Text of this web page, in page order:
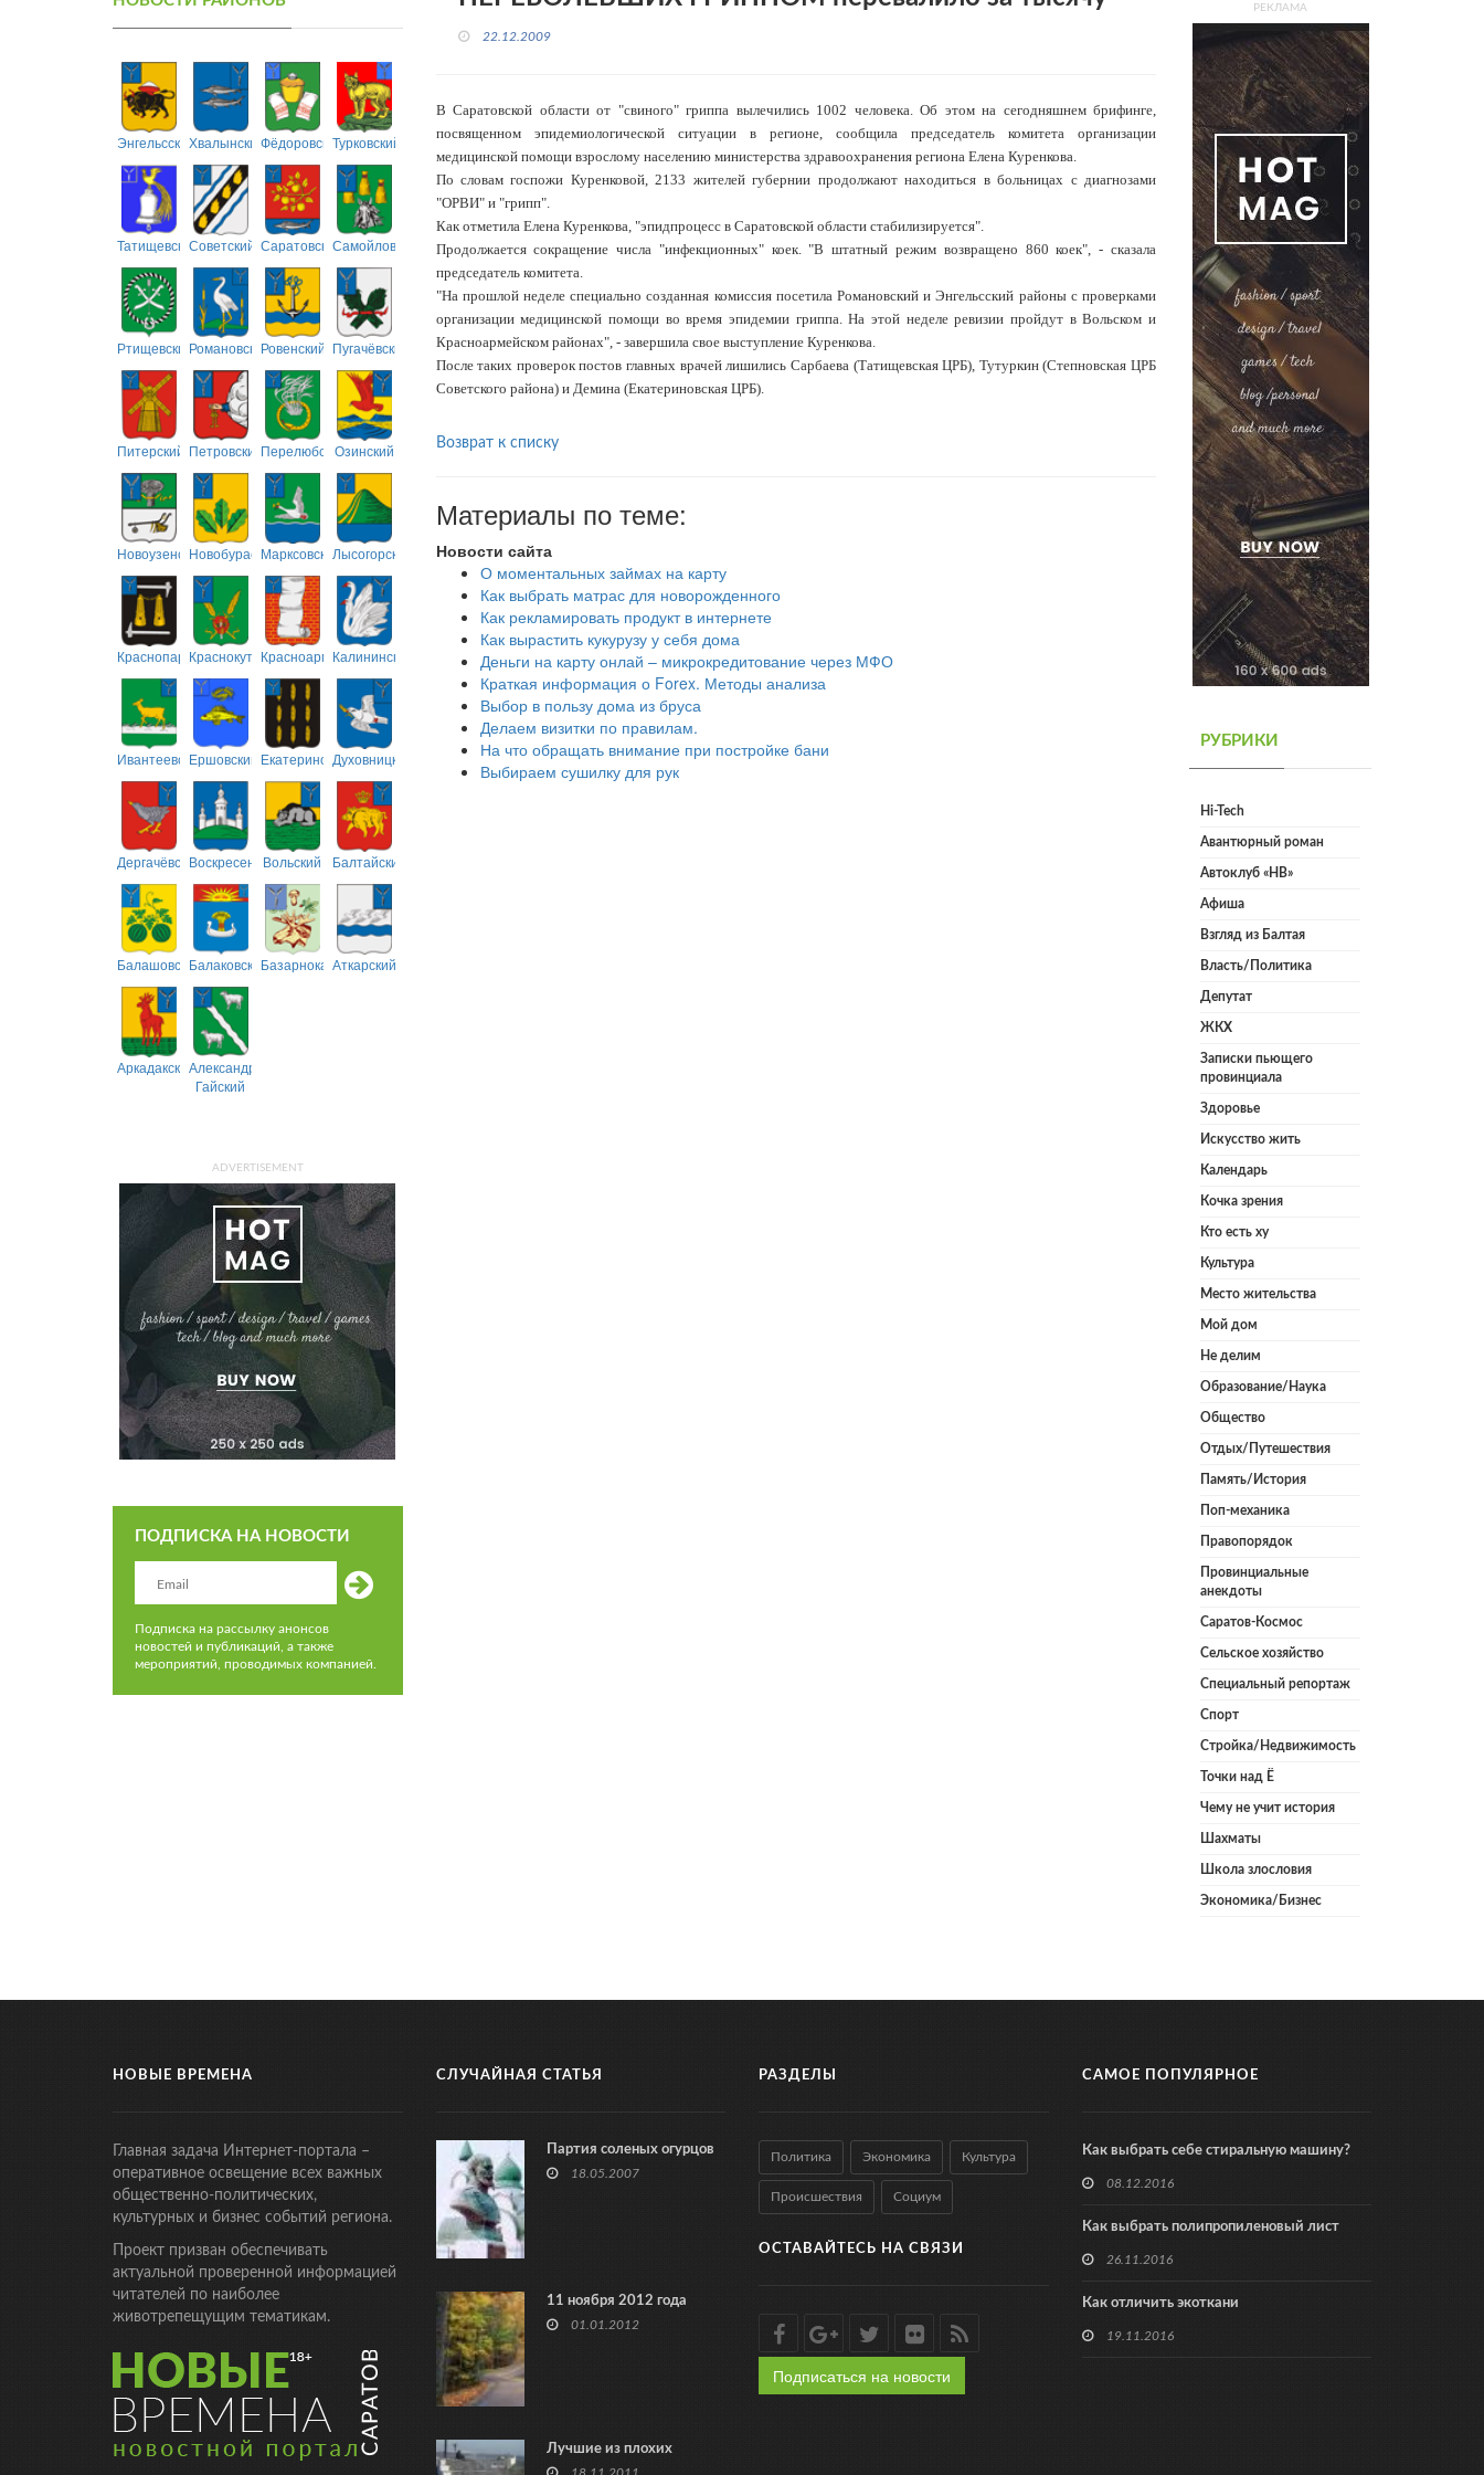
ЭнгельсскийХвалынскийФёдоровскийТурковский
ТатищевскийСоветский СаратовскийСамойловский
РтищевскийРомановскийРовенский Пугачёвский
Питерский ПетровскийПерелюбскийОзинский
НовоузенскийНовобурасскийМарксовскийЛысогорский
Краснопартизанский
КраснокутскийКрасноармейский
Калининский
ИвантеевскийЕршовский ЕкатериновскийДуховницкий
ДергачёвскийВоскресенскийВольский Балтайский
БалашовскийБалаковскийБазарнокарабулакский
Аткарский
АркадакскийАлександрово-
Гайский
ADVERTISEMENT
ПОДПИСКА НА НОВОСТИ
Подписка на рассылку анонсов
новостей и публикаций, а также
мероприятий, проводимых компанией.
22.12.2009
В Саратовской области от "свиного" гриппа вылечились 1002 человека. Об этом на сегодняшнем брифинге,
посвященном эпидемиологической ситуации в регионе, сообщила председатель комитета организации
медицинской помощи взрослому населению министерства здравоохранения региона Елена Куренкова.
По словам госпожи Куренковой, 2133 жителей губернии продолжают находиться в больницах с диагнозами
"ОРВИ" и "грипп".
Как отметила Елена Куренкова, "эпидпроцесс в Саратовской области стабилизируется".
Продолжается сокращение числа "инфекционных" коек. "В штатный режим возвращено 860 коек", - сказала
председатель комитета.
"На прошлой неделе специально созданная комиссия посетила Романовский и Энгельсский районы с проверками
организации медицинской помощи во время эпидемии гриппа. На этой неделе ревизии пройдут в Вольском и
Красноармейском районах", - завершила свое выступление Куренкова.
После таких проверок постов главных врачей лишились Сарбаева (Татищевская ЦРБ), Тутуркин (Степновская ЦРБ
Советского района) и Демина (Екатериновская ЦРБ).
Возврат к списку
Материалы по теме:
Новости сайта
О моментальных займах на карту
Как выбрать матрас для новорожденного
Как рекламировать продукт в интернете
Как вырастить кукурузу у себя дома
Деньги на карту онлай – микрокредитование через МФО
Краткая информация о Forex. Методы анализа
Выбор в пользу дома из бруса
Делаем визитки по правилам.
На что обращать внимание при постройке бани
Выбираем сушилку для рук
РЕКЛАМА
РУБРИКИ
Hi-Tech
Авантюрный роман
Автоклуб «НВ»
Афиша
Взгляд из Балтая
Власть/Политика
Депутат
ЖКХ
Записки пьющего
провинциала
Здоровье
Искусство жить
Календарь
Кочка зрения
Кто есть ху
Культура
Место жительства
Мой дом
Не делим
Образование/Наука
Общество
Отдых/Путешествия
Память/История
Поп-механика
Правопорядок
Провинциальные
анекдоты
Саратов-Космос
Сельское хозяйство
Специальный репортаж
Спорт
Стройка/Недвижимость
Точки над Ё
Чему не учит история
Шахматы
Школа злословия
Экономика/Бизнес
НОВЫЕ ВРЕМЕНА
Главная задача Интернет-портала –
оперативное освещение всех важных
общественно-политических,
культурных и бизнес событий региона.
Проект призван обеспечивать
актуальной проверенной информацией
читателей по наиболее
животрепещущим тематикам.
СЛУЧАЙНАЯ СТАТЬЯ
Партия соленых огурцов
18.05.2007
11 ноября 2012 года
01.01.2012
Лучшие из плохих
РАЗДЕЛЫ
Политика Экономика Культура
Происшествия Социум
ОСТАВАЙТЕСЬ НА СВЯЗИ
Подписаться на новости
САМОЕ ПОПУЛЯРНОЕ
Как выбрать себе стиральную машину?
08.12.2016
Как выбрать полипропиленовый лист
26.11.2016
Как отличить экоткани
19.11.2016